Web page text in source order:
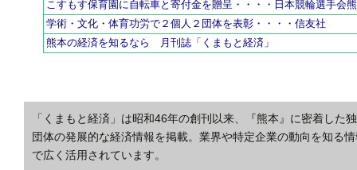
こすもす保育園に自転車と寄付金を贈呈・・・・日本競輪選手会
学術・文化・体育功労で２個人２団体を表彰・・・・信友社
熊本の経済を知るなら 月刊誌「くまもと経済」
「くまもと経済」は昭和46年の創刊以来、『熊本』に密着し
団体の発展的な経済情報を掲載。業界や特定企業の動向を知る
で広く活用されています。